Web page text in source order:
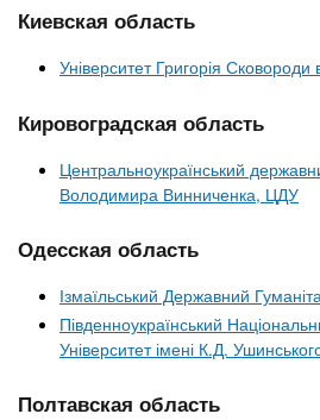
Киевская область
Університет Григорія Сковороди
Кировоградская область
Центральноукраїнський
Володимира Винниченка, ЦДУ
Одесская область
Ізмаїльський Державний
Південноукраїнський
Університет імені К.Д.
Полтавская область